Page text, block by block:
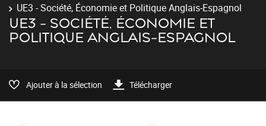
UE3 - Société, Économie et Politique Anglais-Espagnol
UE3 - SOCIÉTÉ, ÉCONOMIE ET
POLITIQUE ANGLAIS-ESPAGNOL
Ajouter à la sélection Télécharger